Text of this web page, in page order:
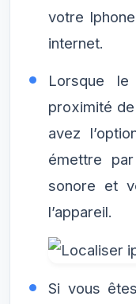
votre
internet.
Lorsque
proximité
avez
émettre
sonore et
l’appareil.
Si vous